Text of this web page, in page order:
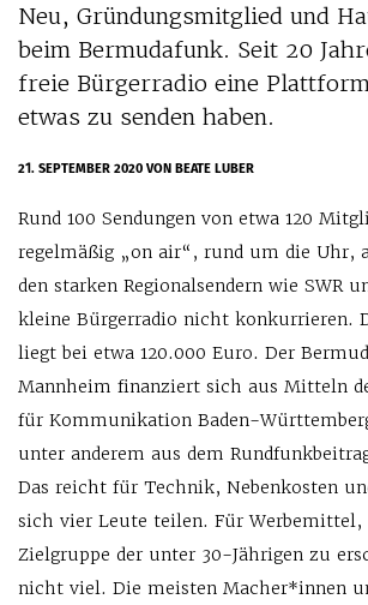
Neu, Gründungsmitglied und
beim Bermudafunk. Seit 20
freie Bürgerradio eine
etwas zu senden haben.
21. SEPTEMBER 2020VON BEATE LUBER
Rund 100 Sendungen von etwa 120
regelmäßig „on air“, rund um die Uhr,
den starken Regionalsendern wie SWR
kleine Bürgerradio nicht konkurrieren.
liegt bei etwa 120.000 Euro. Der
Mannheim finanziert sich aus Mitteln
für Kommunikation Baden-
unter anderem aus dem
Das reicht für Technik, Nebenkosten
sich vier Leute teilen. Für Werbemittel,
Zielgruppe der unter 30-Jährigen zu
nicht viel. Die meisten Macher*innen